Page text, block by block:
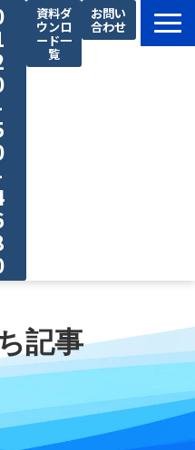
資料ダ
ウンロ
ード一
覧
お問い
合わせ
強み
流れ
記事